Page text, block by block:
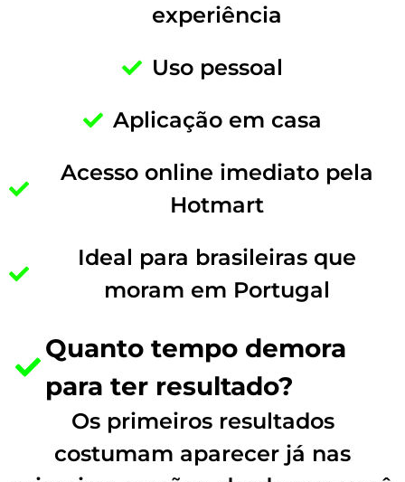
experiência
Uso pessoal
Aplicação em casa
Acesso online imediato pela
Hotmart
Ideal para brasileiras que
moram em Portugal
Quanto tempo demora
para ter resultado?
Os primeiros resultados
costumam aparecer já nas